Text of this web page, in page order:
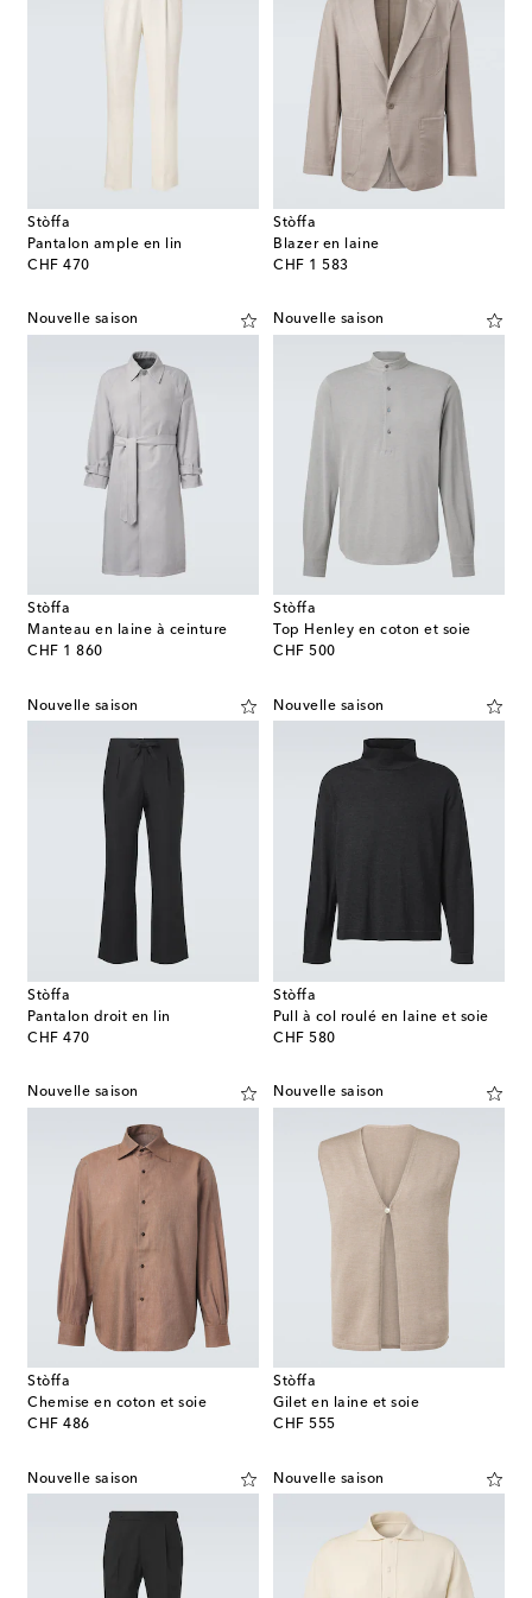
Stòffa
Pantalon ample en lin
CHF 470
original price
Stòffa
Blazer en laine
CHF 1 583
original price
Nouvelle saison
Stòffa
Manteau en laine à ceinture
CHF 1 860
original price
Nouvelle saison
Stòffa
Top Henley en coton et soie
CHF 500
original price
Nouvelle saison
Stòffa
Pantalon droit en lin
CHF 470
original price
Nouvelle saison
Stòffa
Pull à col roulé en laine et soie
CHF 580
original price
Nouvelle saison
Stòffa
Chemise en coton et soie
CHF 486
original price
Nouvelle saison
Stòffa
Gilet en laine et soie
CHF 555
original price
Nouvelle saison Nouvelle saison